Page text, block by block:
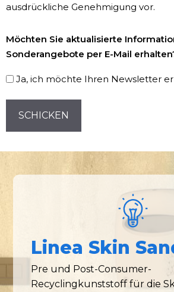
ausdrückliche Genehmigung vor.
Registrierung
Möchten Sie aktualisierte
Sonderangebote per E-Mail
Ja, ich möchte Ihren Newsletter
CAPTCHA
Linea Skin
Pre und Post-Consumer-
Recyclingkunststoff für die